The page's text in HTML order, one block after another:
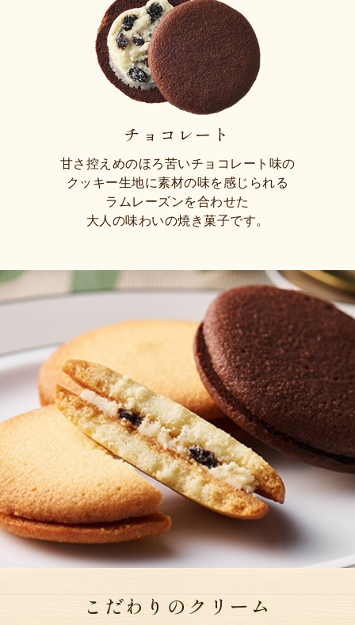
チョコレート
甘さ控えめのほろ苦いチョコレート味の
クッキー生地に素材の味を感じられる
ラムレーズンを合わせた
大人の味わいの焼き菓子です。
こだわりのクリーム